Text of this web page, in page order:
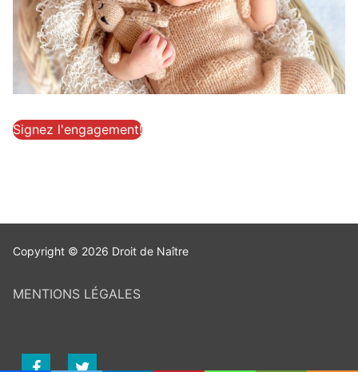
Signez l'engagement!
Copyright © 2026 Droit de Naître
MENTIONS LÉGALES